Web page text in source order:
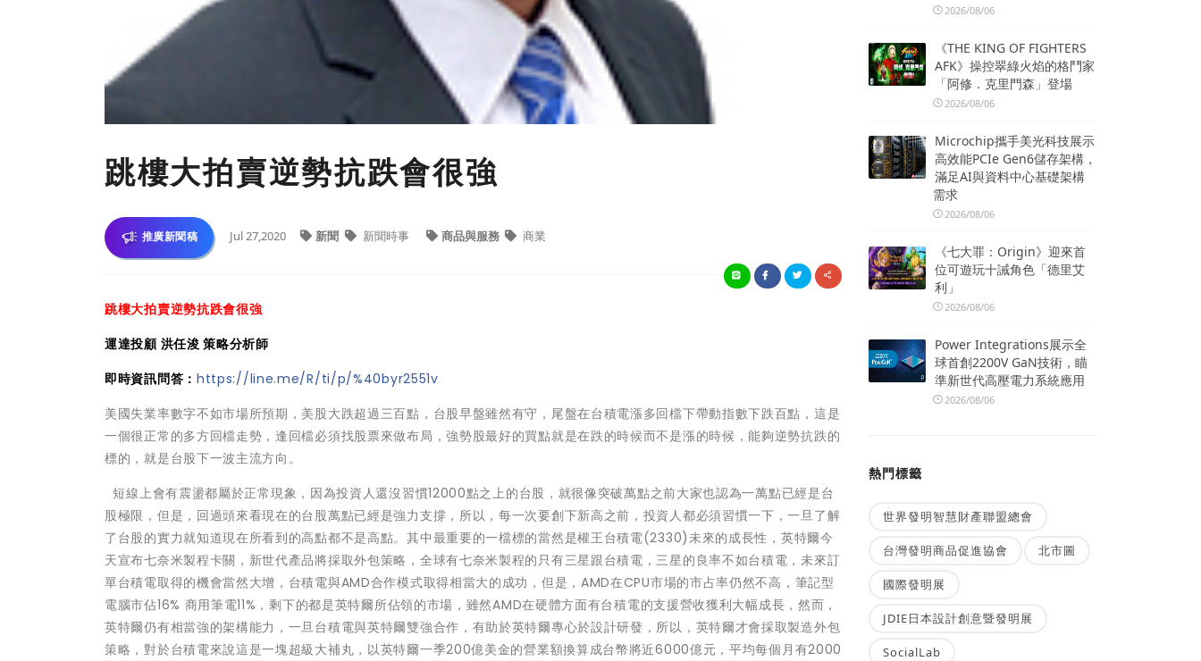
跳樓大拍賣逆勢抗跌會很強
推廣新聞稿 Jul 27,2020 新聞 新聞時事 商品與服務 商業
跳樓大拍賣逆勢抗跌會很強
運達投顧 洪任浚 策略分析師
即時資訊問答： https://line.me/R/ti/p/%40byr2551v
美國失業率數字不如市場所預期，美股大跌超過三百點，台股早盤雖然有守，尾盤在台積電漲多回檔下帶動指數下跌百點，這是
一個很正常的多方回檔走勢，逢回檔必須找股票來做布局，強勢股最好的買點就是在跌的時候而不是漲的時候，能夠逆勢抗跌的
標的，就是台股下一波主流方向。
短線上會有震盪都屬於正常現象，因為投資人還沒習慣12000點之上的台股，就很像突破萬點之前大家也認為一萬點已經是台
股極限，但是，回過頭來看現在的台股萬點已經是強力支撐，所以，每一次要創下新高之前，投資人都必須習慣一下，一旦了解
了台股的實力就知道現在所看到的高點都不是高點。其中最重要的一檔標的當然是權王台積電(2330)未來的成長性，英特爾今
天宣布七奈米製程卡關，新世代產品將採取外包策略，全球有七奈米製程的只有三星跟台積電，三星的良率不如台積電，未來訂
單台積電取得的機會當然大增，台積電與AMD合作模式取得相當大的成功，但是，AMD在CPU市場的市占率仍然不高，筆記型
電腦市佔16% 商用筆電11%，剩下的都是英特爾所佔領的市場，雖然AMD在硬體方面有台積電的支援營收獲利大幅成長，然而，
英特爾仍有相當強的架構能力，一旦台積電與英特爾雙強合作，有助於英特爾專心於設計研發，所以，英特爾才會採取製造外包
策略，對於台積電來說這是一塊超級大補丸，以英特爾一季200億美金的營業額換算成台幣將近6000億元，平均每個月有2000
2026/08/06
《THE KING OF FIGHTERS
AFK》操控翠綠火焰的格鬥家
「阿修．克里門森」登場
2026/08/06
Microchip攜手美光科技展示
高效能PCIe Gen6儲存架構，
滿足AI與資料中心基礎架構
需求
2026/08/06
《七大罪：Origin》迎來首
位可遊玩十誡角色「德里艾
利」
2026/08/06
Power Integrations展示全
球首創2200V GaN技術，瞄
準新世代高壓電力系統應用
2026/08/06
熱門標籤
世界發明智慧財產聯盟總會
台灣發明商品促進協會 北市圖
國際發明展
JDIE日本設計創意暨發明展
SocialLab